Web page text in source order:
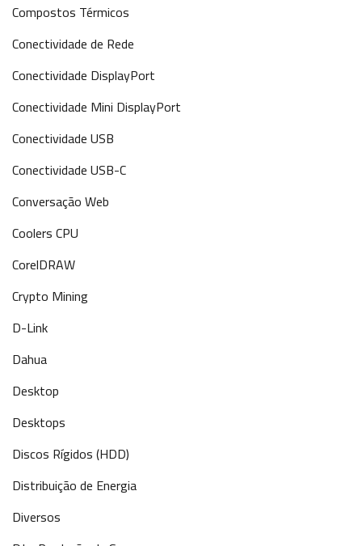
Compostos Térmicos
Conectividade de Rede
Conectividade DisplayPort
Conectividade Mini DisplayPort
Conectividade USB
Conectividade USB-C
Conversação Web
Coolers CPU
CorelDRAW
Crypto Mining
D-Link
Dahua
Desktop
Desktops
Discos Rígidos (HDD)
Distribuição de Energia
Diversos